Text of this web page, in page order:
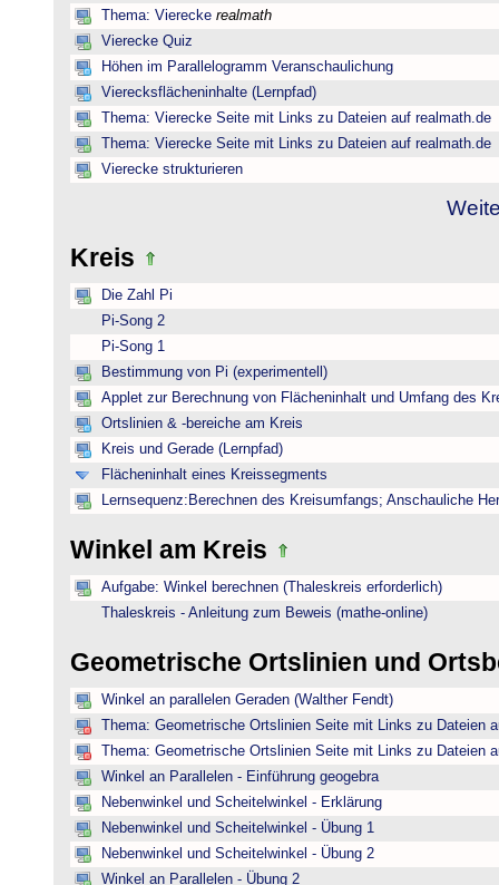
Thema: Vierecke realmath
Vierecke Quiz
Höhen im Parallelogramm Veranschaulichung
Vierecksflächeninhalte (Lernpfad)
Thema: Vierecke Seite mit Links zu Dateien auf realmath.de
Thema: Vierecke Seite mit Links zu Dateien auf realmath.de
Vierecke strukturieren
Kreis
Die Zahl Pi
Pi-Song 2
Pi-Song 1
Bestimmung von Pi (experimentell)
Applet zur Berechnung von Flächeninhalt und Umfang des
Ortslinien & -bereiche am Kreis
Kreis und Gerade (Lernpfad)
Flächeninhalt eines Kreissegments
Lernsequenz:Berechnen des Kreisumfangs; Anschauliche
Winkel am Kreis
Aufgabe: Winkel berechnen (Thaleskreis erforderlich)
Thaleskreis - Anleitung zum Beweis (mathe-online)
Geometrische Ortslinien und
Winkel an parallelen Geraden (Walther Fendt)
Thema: Geometrische Ortslinien Seite mit Links zu Dateien
Thema: Geometrische Ortslinien Seite mit Links zu Dateien
Winkel an Parallelen - Einführung geogebra
Nebenwinkel und Scheitelwinkel - Erklärung
Nebenwinkel und Scheitelwinkel - Übung 1
Nebenwinkel und Scheitelwinkel - Übung 2
Winkel an Parallelen - Übung 2